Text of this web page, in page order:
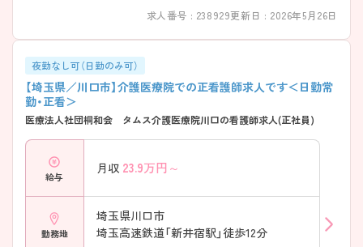
求人番号 : 238929更新日 : 2026年5月26日
夜勤なし可（日勤のみ可）
【埼玉県／川口市】介護医療院での正看護師求人です＜日勤常
勤・正看＞
医療法人社団桐和会 タムス介護医療院川口の看護師求人(正社員)
給与
月収 23.9万円～
勤務地
埼玉県川口市
埼玉高速鉄道「新井宿駅」徒歩12分